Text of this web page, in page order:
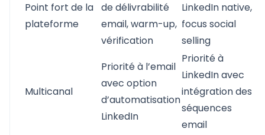
Point fort de la
plateforme
de délivrabilité
email, warm-up,
vérification
LinkedIn native,
focus social
selling
Multicanal
Priorité à l’email
avec option
d’automatisation
LinkedIn
Priorité à
LinkedIn avec
intégration des
séquences
email